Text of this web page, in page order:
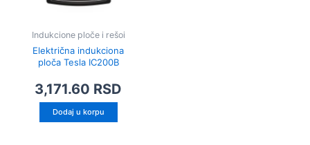
Indukcione ploče i rešoi
Električna indukciona
ploča Tesla IC200B
3,171.60 RSD
Dodaj u korpu